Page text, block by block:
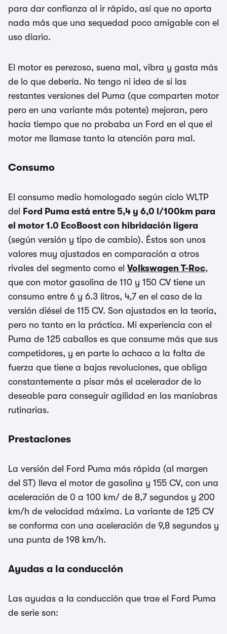
para dar confianza al ir rápido, así que no aporta
nada más que una sequedad poco amigable con el
uso diario.
El motor es perezoso, suena mal, vibra y gasta más
de lo que debería. No tengo ni idea de si las
restantes versiones del Puma (que comparten motor
pero en una variante más potente) mejoran, pero
hacía tiempo que no probaba un Ford en el que el
motor me llamase tanto la atención para mal.
Consumo
El consumo medio homologado según ciclo WLTP
del
Ford Puma está entre 5,4 y 6,0 l/100km para
el motor 1.0 EcoBoost con hibridación ligera
(según versión y tipo de cambio). Éstos son unos
valores muy ajustados en comparación a otros
rivales del segmento como el Volkswagen T-Roc,
que con motor gasolina de 110 y 150 CV tiene un
consumo entre 6 y 6.3 litros, 4,7 en el caso de la
versión diésel de 115 CV. Son ajustados en la teoría,
pero no tanto en la práctica. Mi experiencia con el
Puma de 125 caballos es que consume más que sus
competidores, y en parte lo achaco a la falta de
fuerza que tiene a bajas revoluciones, que obliga
constantemente a pisar más el acelerador de lo
deseable para conseguir agilidad en las maniobras
rutinarias.
Prestaciones
La versión del Ford Puma más rápida (al margen
del ST) lleva el motor de gasolina y 155 CV, con una
aceleración de 0 a 100 km/ de 8,7 segundos y 200
km/h de velocidad máxima. La variante de 125 CV
se conforma con una aceleración de 9,8 segundos y
una punta de 198 km/h.
Ayudas a la conducción
Las ayudas a la conducción que trae el Ford Puma
de serie son: